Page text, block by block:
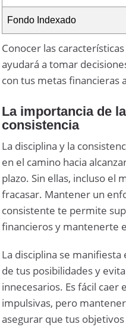
Fondo Indexado
Conocer las
ayudará a tomar
con tus metas financieras
La importancia de
consistencia
La disciplina y la
en el camino hacia
plazo. Sin ellas, incluso el
fracasar. Mantener un
consistente te permite
financieros y mantenerte
La disciplina se
de tus posibilidades y
innecesarios. Es fácil caer
impulsivas, pero
asegurar que tus